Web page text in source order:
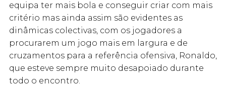
equipa ter mais bola e conseguir criar com mais
critério mas ainda assim são evidentes as
dinâmicas colectivas, com os jogadores a
procurarem um jogo mais em largura e de
cruzamentos para a referência ofensiva, Ronaldo,
que esteve sempre muito desapoiado durante
todo o encontro.